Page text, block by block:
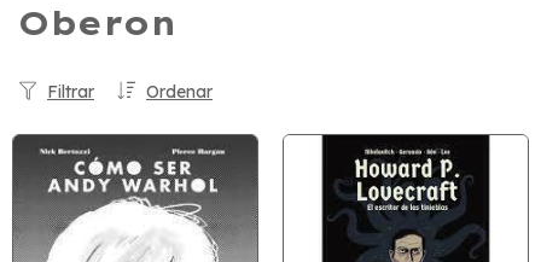
Oberon
Ordenar
Filtrar